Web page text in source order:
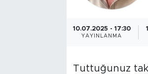
10.07.2025 - 17:30
YAYINLANMA
Tuttuğunuz
Kültür Sanat
Haber Arşivi